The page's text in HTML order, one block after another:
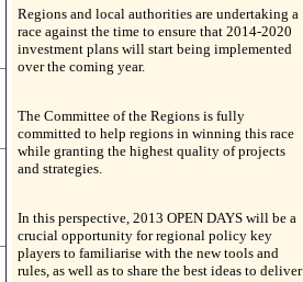
Regions and local authorities are undertaking a
race against the time to ensure that 2014-2020
investment plans will start being implemented
over the coming year.
The Committee of the Regions is fully
committed to help regions in winning this race
while granting the highest quality of projects
and strategies.
In this perspective, 2013 OPEN DAYS will be a
crucial opportunity for regional policy key
players to familiarise with the new tools and
rules, as well as to share the best ideas to deliver